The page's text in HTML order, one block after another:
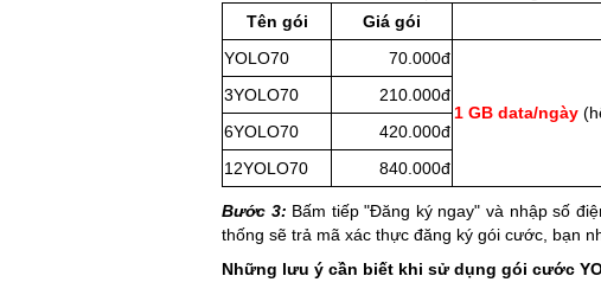
Tên gói
Giá gói
YOLO70
70.000đ
1 GB data/ngày
3YOLO70
210.000đ
6YOLO70
420.000đ
12YOLO70
840.000đ
Bước 3: Bấm tiếp "Đăng ký ngay" và nhập số
thống sẽ trả mã xác thực đăng ký gói cước, bạn
Những lưu ý cần biết khi sử dụng gói cước